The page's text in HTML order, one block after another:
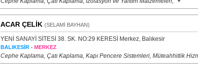
ACAR ÇELİK (SELAMİ BAYHAN)
YENİ SANAYİ SİTESİ 38. SK. NO:29 KERESİ Merkez, Balıkesir
BALIKESİR- MERKEZ
Cephe Kaplama, Çatı Kaplama, Kapı Pencere Sistemleri, Müteahhitlik